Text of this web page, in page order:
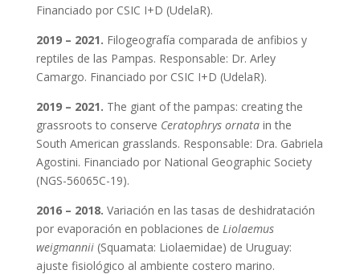
Financiado por CSIC I+D (UdelaR).
2019 – 2021. Filogeografía comparada de anfibios y
reptiles de las Pampas. Responsable: Dr. Arley
Camargo. Financiado por CSIC I+D (UdelaR).
2019 – 2021. The giant of the pampas: creating the
grassroots to conserve Ceratophrys ornatain the
South American grasslands. Responsable: Dra. Gabriela
Agostini. Financiado por National Geographic Society
(NGS-56065C-19).
2016 – 2018. Variación en las tasas de deshidratación
por evaporación en poblaciones de Liolaemus
weigmannii(Squamata: Liolaemidae) de Uruguay:
ajuste fisiológico al ambiente costero marino.